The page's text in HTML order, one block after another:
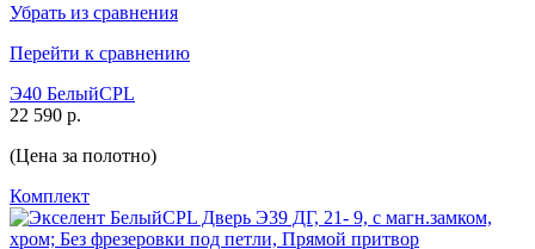
Убрать из сравнения
Перейти к сравнению
Э40 БелыйCPL
22 590 р.
(Цена за полотно)
Комплект